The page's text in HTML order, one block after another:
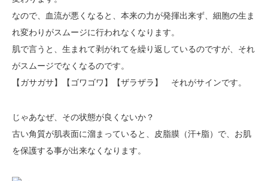
なので、血流が悪くなると、本来の力が発揮出来ず、細胞の生ま
れ変わりがスムージに行われなくなります。
肌で言うと、生まれて剥がれてを繰り返しているのですが、それ
がスムージでなくなるのです。
【ガサガサ】【ゴワゴワ】【ザラザラ】 それがサインです。
じゃあなぜ、その状態が良くないか？
古い角質が肌表面に溜まっていると、皮脂膜（汗+脂）で、お肌
を保護する事が出来なくなります。